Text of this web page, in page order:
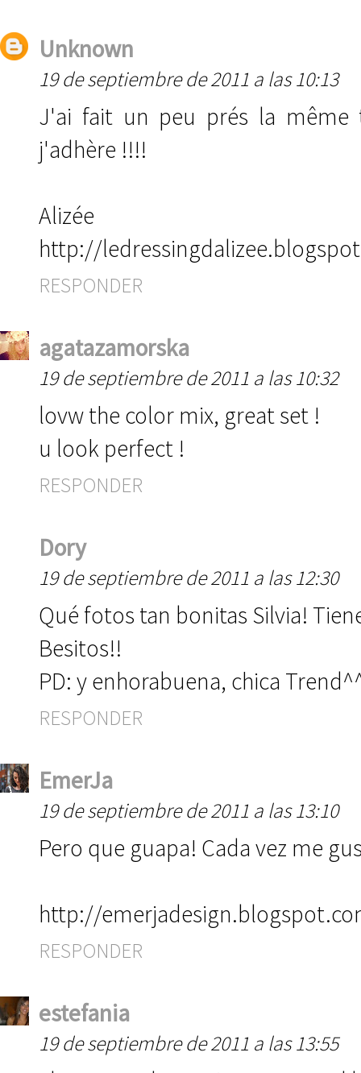
Unknown
19 de septiembre de 2011 a las 10:13
J'ai fait un peu prés la
j'adhère !!!!
Alizée
http://
RESPONDER
agatazamorska
19 de septiembre de 2011 a las 10:32
lovw the color mix, great set !
u look perfect !
RESPONDER
Dory
19 de septiembre de 2011 a las 12:30
Qué fotos tan bonitas Silvia!
Besitos!!
PD: y enhorabuena, chica
RESPONDER
EmerJa
19 de septiembre de 2011 a las 13:10
Pero que guapa! Cada vez me
http://
RESPONDER
estefania
19 de septiembre de 2011 a las 13:55